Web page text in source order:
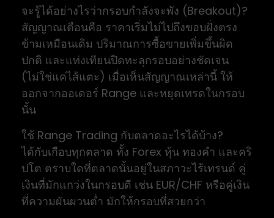
จะรู้ได้อย่างไรว่ากรอบกำลังจะพัง (Breakout)?
สัญญาณเตือนคือ ราคาเริ่มไม่ไปถึงขอบฝั่งตรง
ข้ามเหมือนเดิม ปริมาณการซื้อขายเพิ่มขึ้นผิด
ปกติ และแท่งเทียนปิดทะลุกรอบอย่างชัดเจน
(ไม่ใช่แค่ไส้แตะ) เมื่อเห็นสัญญาณเหล่านี้ ให้
ออกจากออเดอร์ Range และหยุดเทรดในกรอบ
นั้น
ใช้ Range Trading กับตลาดอะไรได้บ้าง?
ได้กับเกือบทุกตลาด ทั้ง Forex หุ้น ทองคำ และคริ
ปโต ตราบใดที่ตลาดนั้นอยู่ในสภาวะไร้เทรนด์ คู่
เงินที่มักแกว่งในกรอบดี เช่น EUR/CHF หรือคู่เงิน
ที่ความผันผวนต่ำ มักให้กรอบที่สวยกว่า